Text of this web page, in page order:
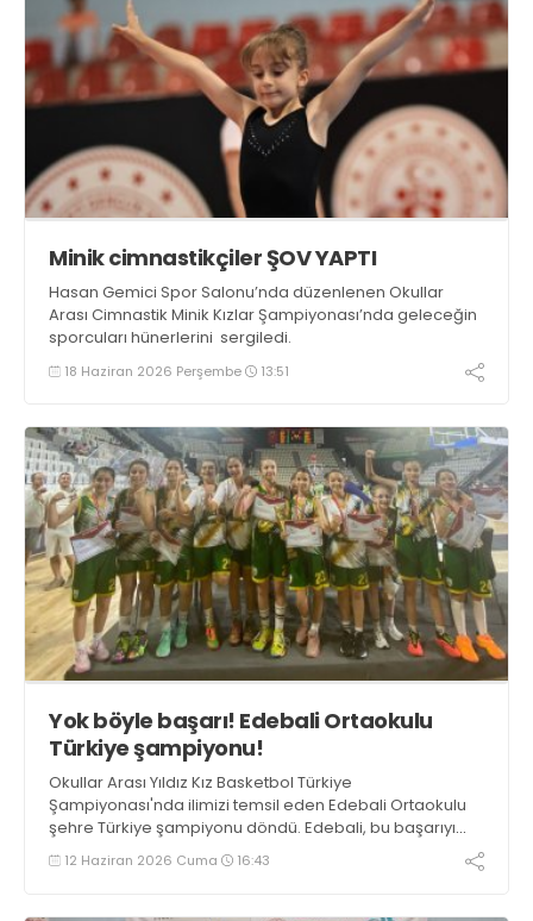
Minik cimnastikçiler ŞOV YAPTI
Hasan Gemici Spor Salonu’nda düzenlenen Okullar
Arası Cimnastik Minik Kızlar Şampiyonası’nda geleceğin
sporcuları hünerlerini sergiledi.
18 Haziran 2026 Perşembe 13:51
Yok böyle başarı! Edebali Ortaokulu
Türkiye şampiyonu!
Okullar Arası Yıldız Kız Basketbol Türkiye
Şampiyonası'nda ilimizi temsil eden Edebali Ortaokulu
şehre Türkiye şampiyonu döndü. Edebali, bu başarıyı
elde eden Kocaeli’deki ilk okul oldu.
12 Haziran 2026 Cuma 16:43